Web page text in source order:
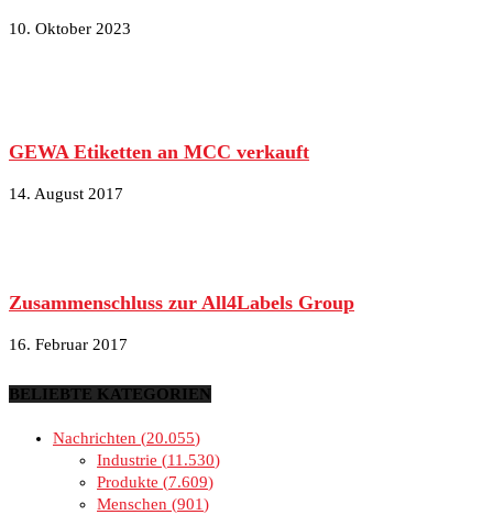
10. Oktober 2023
GEWA Etiketten an MCC verkauft
14. August 2017
Zusammenschluss zur All4Labels Group
16. Februar 2017
BELIEBTE KATEGORIEN
Nachrichten
20.055
Industrie
11.530
Produkte
7.609
Menschen
901